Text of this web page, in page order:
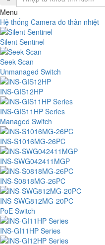
Menu
Hệ thống Camera đo thân nhiệt
Silent Sentinel
Seek Scan
Unmanaged Switch
INS-GIS12HP
INS-GIS11HP Series
Managed Switch
INS-S1016MG-26PC
INS-SWG042411MGP
INS-S0818MG-26PC
INS-SWG812MG-20PC
PoE Switch
INS-GI11HP Series